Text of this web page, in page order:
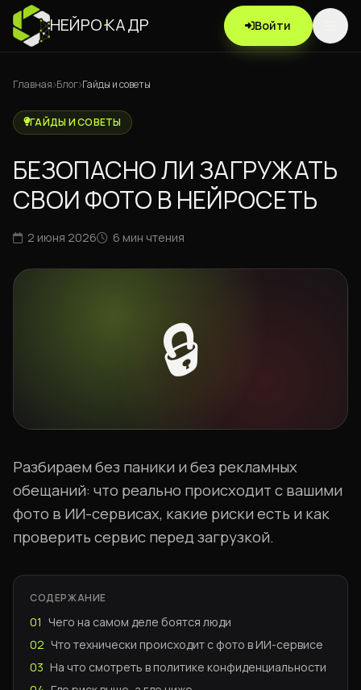
НЕЙРО·КАДР Войти
Главная Блог Гайды и советы
ГАЙДЫ И СОВЕТЫ
БЕЗОПАСНО ЛИ ЗАГРУЖАТЬ
СВОИ ФОТО В НЕЙРОСЕТЬ
2 июня 2026 6 мин чтения
🔒
Разбираем без паники и без рекламных
обещаний: что реально происходит с вашими
фото в ИИ-сервисах, какие риски есть и как
проверить сервис перед загрузкой.
СОДЕРЖАНИЕ
01 Чего на самом деле боятся люди
02 Что технически происходит с фото в ИИ-сервисе
03 На что смотреть в политике конфиденциальности